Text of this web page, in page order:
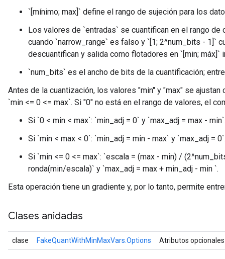
`[mínimo; max]` define el rango de sujeción para los
Los valores de `entradas` se cuantifican en el rango de
cuando `narrow_range` es falso y `[1; 2^num_bits - 1]`
descuantifican y salida como flotadores en `[min; máx]`
`num_bits` es el ancho de bits de la cuantificación;
Antes de la cuantización, los valores "min" y "max" se
`min <= 0 <= max`. Si "0" no está en el rango de valores, el
Si `0 < min < max`: `min_adj = 0` y `max_adj = max -
Si `min < max < 0`: `min_adj = min - max` y `max_adj =
Si `min <= 0 <= max`: `escala = (max - min) /
ronda(min/escala)` y `max_adj = max + min_adj - min `.
Esta operación tiene un gradiente y, por lo tanto, permite
Clases anidadas
clase FakeQuantWithMinMaxVars.Options Atributos